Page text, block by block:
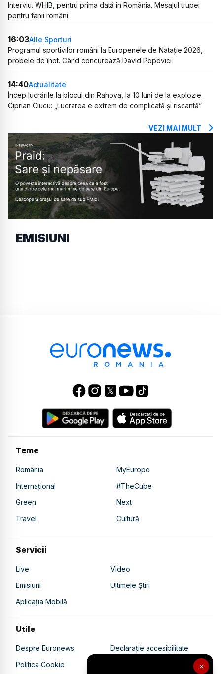
×
Interviu. WHIB, pentru prima dată în România. Mesajul trupei
pentru fanii români
16:03Alte Sporturi
Programul sportivilor români la Europenele de Natație 2026,
probele de înot. Când concurează David Popovici
14:40Actualitate
Încep lucrările la blocul din Rahova, la 10 luni de la explozie.
Ciprian Ciucu: „Lucrarea e extrem de complicată și riscantă”
VEZI MAI MULT
EMISIUNI
Teme
România
MyEurope
Internațional
#TheCube
Green
Next
Travel
Cultură
Servicii
Live
Video
Emisiuni
Ultimele Știri
Aplicația Mobilă
Utile
Despre Euronews
Declarație accesibilitate
Politica Cookie
Politica de confidențialitate